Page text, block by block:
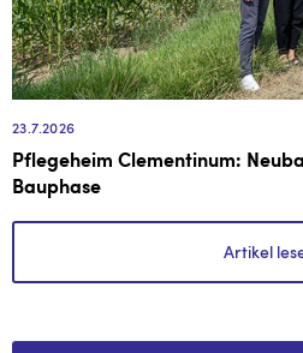
23.7.2026
Pflegeheim Clementinum:
Bauphase
Artikel